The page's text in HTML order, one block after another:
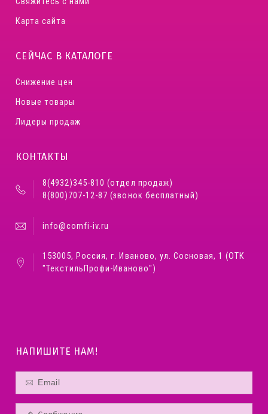
Карта сайта
СЕЙЧАС В КАТАЛОГЕ
Снижение цен
Новые товары
Лидеры продаж
КОНТАКТЫ
8(4932)345-810 (отдел продаж)
8(800)707-12-87 (звонок бесплатный)
info@comfi-iv.ru
153005, Россия, г. Иваново, ул. Сосновая, 1 (ОТК
"ТекстильПрофи-Иваново")
НАПИШИТЕ НАМ!